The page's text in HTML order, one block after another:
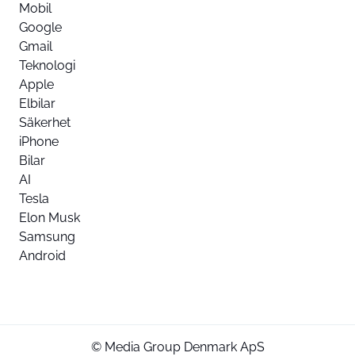
Mobil
Google
Gmail
Teknologi
Apple
Elbilar
Säkerhet
iPhone
Bilar
AI
Tesla
Elon Musk
Samsung
Android
© Media Group Denmark ApS